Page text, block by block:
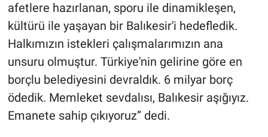
afetlere hazırlanan, sporu ile dinamikleşen,
kültürü ile yaşayan bir Balıkesir'i hedefledik.
Halkımızın istekleri çalışmalarımızın ana
unsuru olmuştur. Türkiye'nin gelirine göre en
borçlu belediyesini devraldık. 6 milyar borç
ödedik. Memleket sevdalısı, Balıkesir aşığıyız.
Emanete sahip çıkıyoruz” dedi.